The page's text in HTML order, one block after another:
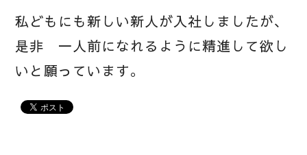
私どもにも新しい新人が入社しましたが、
是非 一人前になれるように精進して欲し
いと願っています。